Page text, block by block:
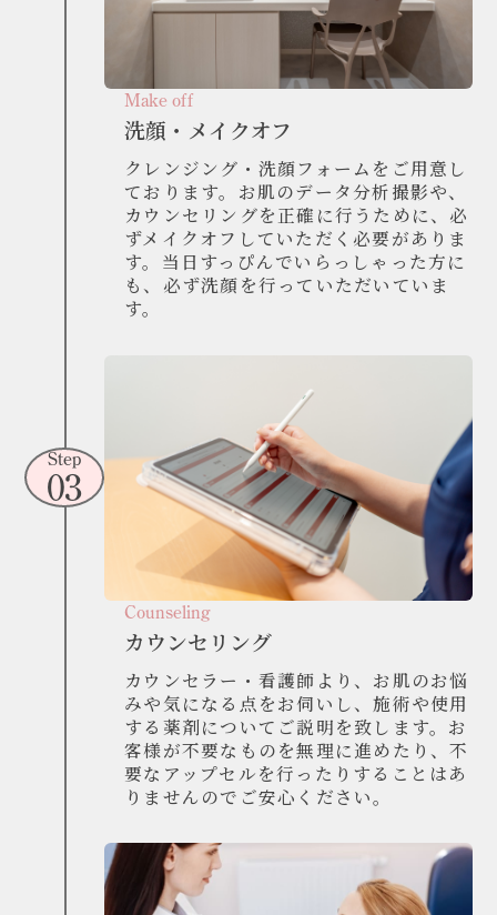
Make off
洗顔・メイクオフ
クレンジング・洗顔フォームをご用意し
ております。お肌のデータ分析撮影や、
カウンセリングを正確に行うために、必
ずメイクオフしていただく必要がありま
す。当日すっぴんでいらっしゃった方に
も、必ず洗顔を行っていただいていま
す。
Step
03
Counseling
カウンセリング
カウンセラー・看護師より、お肌のお悩
みや気になる点をお伺いし、施術や使用
する薬剤についてご説明を致します。お
客様が不要なものを無理に進めたり、不
要なアップセルを行ったりすることはあ
りませんのでご安心ください。